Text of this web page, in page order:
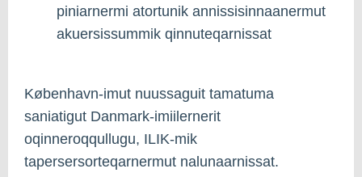
piniarnermi atortunik annissisinnaanermut
akuersissummik qinnuteqarnissat
København-imut nuussaguit tamatuma
saniatigut Danmark-imiilernerit
oqinneroqqullugu, ILIK-mik
tapersersorteqarnermut nalunaarnissat.